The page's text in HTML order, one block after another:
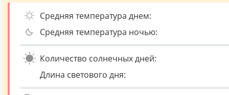
Средняя температура днем:
Средняя температура ночью:
Количество солнечных дней:
Длина светового дня: